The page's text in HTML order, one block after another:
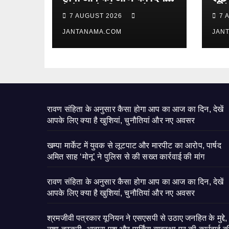
देखें आपके लिए क्या है
खुशियां, चुनौतियां और नए
अवसर
7 AUGUST 2026
JANTANAMA.COM
7
रावण संहिता के अनुसार कैसा होगा आप का आज का दिन, देखें
आपके लिए क्या है खुशियां, चुनौतियां और नए अवसर
खम्पा मार्केट में युवक से लूटपाट और मारपीट का आरोप, पार्षद
अमित साह ‘मोनू’ ने पुलिस से की सख्त कार्रवाई की मांग
रावण संहिता के अनुसार कैसा होगा आप का आज का दिन, देखें
आपके लिए क्या है खुशियां, चुनौतियां और नए अवसर
श्रमजीवी पत्रकार यूनियन ने एसएसपी से उठाए जनहित के मुद्दे,